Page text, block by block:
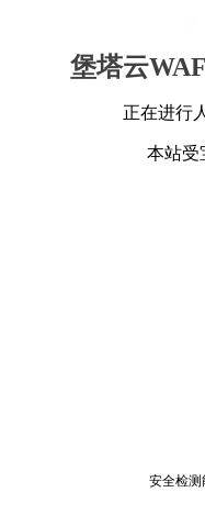
堡塔云
正在进行
本站受
安全检测